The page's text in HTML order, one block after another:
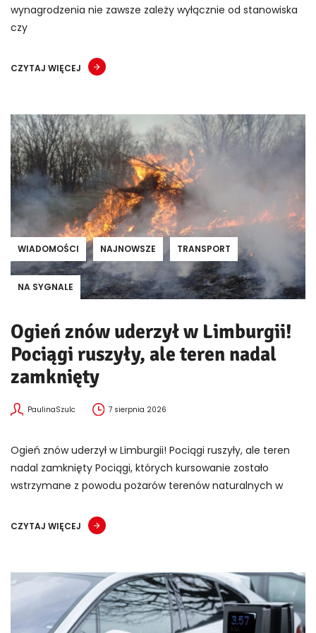
wynagrodzenia nie zawsze zależy wyłącznie od stanowiska
czy
CZYTAJ WIĘCEJ
WIADOMOŚCI NAJNOWSZE TRANSPORT
NA SYGNALE
Ogień znów uderzył w Limburgii!
Pociągi ruszyły, ale teren nadal
zamknięty
PaulinaSzulc 7 sierpnia 2026
Ogień znów uderzył w Limburgii! Pociągi ruszyły, ale teren
nadal zamknięty Pociągi, których kursowanie zostało
wstrzymane z powodu pożarów terenów naturalnych w
CZYTAJ WIĘCEJ